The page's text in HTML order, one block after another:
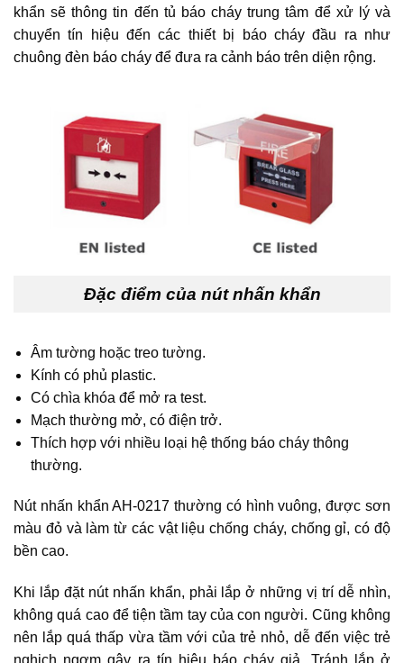
khẩn sẽ thông tin đến tủ báo cháy trung tâm để xử lý và
chuyển tín hiệu đến các thiết bị báo cháy đầu ra như
chuông đèn báo cháy để đưa ra cảnh báo trên diện rộng.
Đặc điểm của nút nhấn khẩn
Âm tường hoặc treo tường.
Kính có phủ plastic.
Có chìa khóa để mở ra test.
Mạch thường mở, có điện trở.
Thích hợp với nhiều loại hệ thống báo cháy thông
thường.
Nút nhấn khẩn AH-0217 thường có hình vuông, được sơn
màu đỏ và làm từ các vật liệu chống cháy, chống gỉ, có độ
bền cao.
Khi lắp đặt nút nhấn khẩn, phải lắp ở những vị trí dễ nhìn,
không quá cao để tiện tầm tay của con người. Cũng không
nên lắp quá thấp vừa tầm với của trẻ nhỏ, dễ đến việc trẻ